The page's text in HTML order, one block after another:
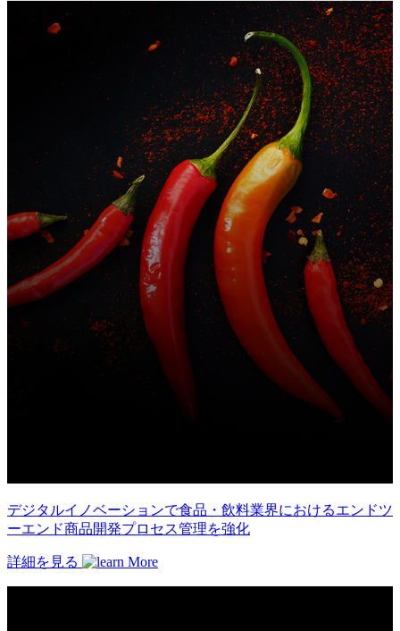
デジタルイノベーションで食品・飲料業界におけるエンドツ
ーエンド商品開発プロセス管理を強化
詳細を見る